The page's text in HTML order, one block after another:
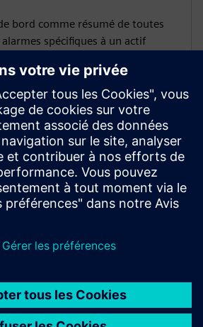
bord comme résumé de toutes
spécifiques à un actif
aux actifs
et aux coordonnées relatives